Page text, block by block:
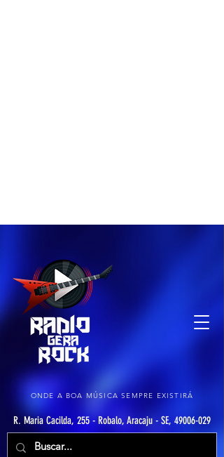
ONDE A BOA MÚSICA SEMPRE EXISTIRÁ
R. Maria Cacilda, 255 - Robalo, Aracaju - SE, 49006-029